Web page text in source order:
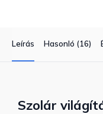
Leírás Hasonló (16)
Szolár